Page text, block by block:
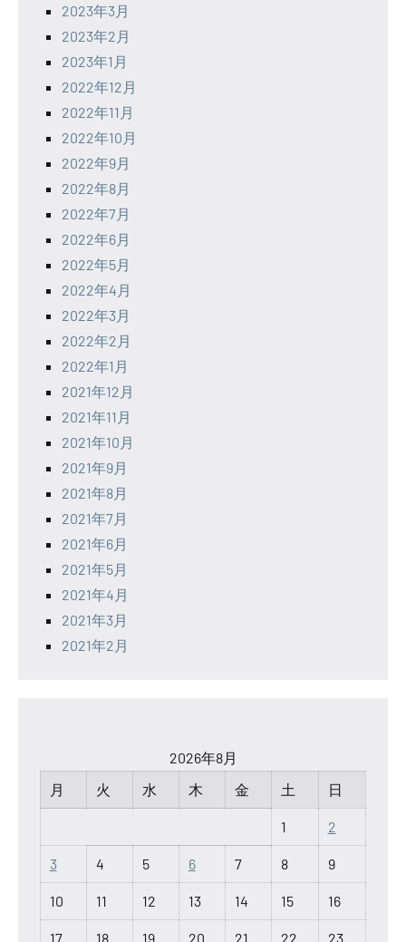
2023年3月
2023年2月
2023年1月
2022年12月
2022年11月
2022年10月
2022年9月
2022年8月
2022年7月
2022年6月
2022年5月
2022年4月
2022年3月
2022年2月
2022年1月
2021年12月
2021年11月
2021年10月
2021年9月
2021年8月
2021年7月
2021年6月
2021年5月
2021年4月
2021年3月
2021年2月
2026年8月
月
火 水 木 金 土 日
1 2
3 4 5 6 7 8 9
10 11 12 13 14 15 16
17 18 19 20 21 22 23